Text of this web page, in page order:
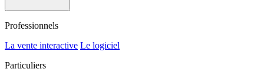
Professionnels
La vente interactive Le logiciel
Particuliers